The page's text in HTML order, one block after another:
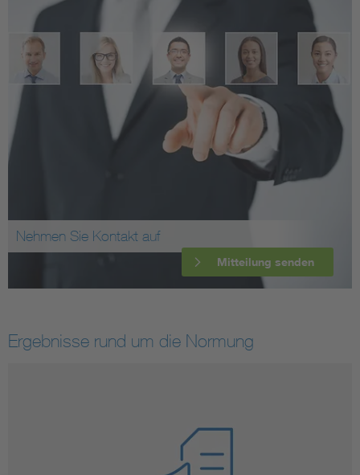
Nehmen Sie Kontakt auf
Mitteilung senden
Ergebnisse rund um die Normung